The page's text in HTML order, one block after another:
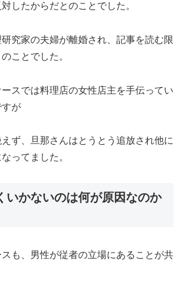
したからだとのことでした。
究家の夫婦が離婚され、記事を読む限
ことでした。
スでは料理店の女性店主を手伝ってい
すが
ず、旦那さんはとうとう追放され他に
ってました。
いかないのは何が原因なのか
スも、男性が従者の立場にあることが共